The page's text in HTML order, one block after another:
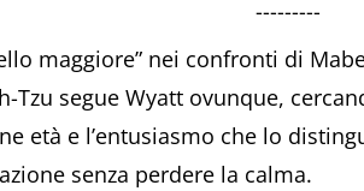
---------
maggiore” nei confronti di
Tzu segue Wyatt ovunque,
età e l’entusiasmo che lo
senza perdere la calma.